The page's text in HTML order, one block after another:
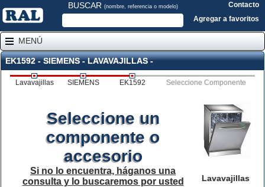
BUSCAR (nombre, referencia o modelo)
Contacto
Agregar a favoritos
MENÚ
EK1592 - SIEMENS - LAVAVAJILLAS -
Lavavajillas SIEMENS EK1592 Seleccione Componente
Lavavajillas
Seleccione un
componente o
accesorio
Si no lo encuentra, háganos una
consulta y lo buscaremos por usted